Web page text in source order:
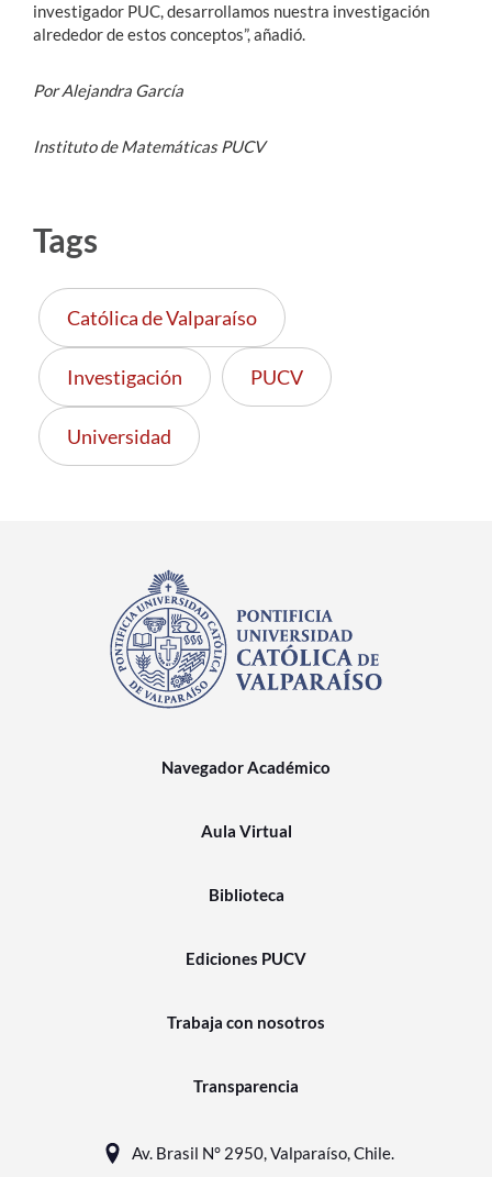
investigador PUC, desarrollamos nuestra investigación
alrededor de estos conceptos”, añadió.
Por Alejandra García
Instituto de Matemáticas PUCV
Tags
Católica de Valparaíso
Investigación PUCV
Universidad
Navegador Académico
Aula Virtual
Biblioteca
Ediciones PUCV
Trabaja con nosotros
Transparencia
Av. Brasil N° 2950, Valparaíso, Chile.